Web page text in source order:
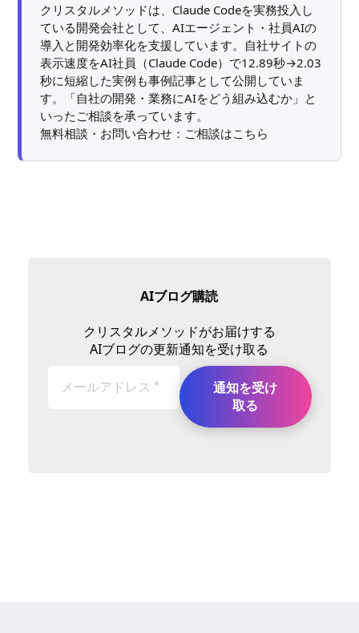
クリスタルメソッドは、Claude Codeを実務投入し
ている開発会社として、AIエージェント・社員AIの
導入と開発効率化を支援しています。自社サイトの
表示速度をAI社員（Claude Code）で12.89秒→2.03
秒に短縮した実例も事例記事として公開していま
す。「自社の開発・業務にAIをどう組み込むか」と
いったご相談を承っています。
無料相談・お問い合わせ： ご相談はこちら
AIブログ購読
クリスタルメソッドがお届けする
AIブログの更新通知を受け取る